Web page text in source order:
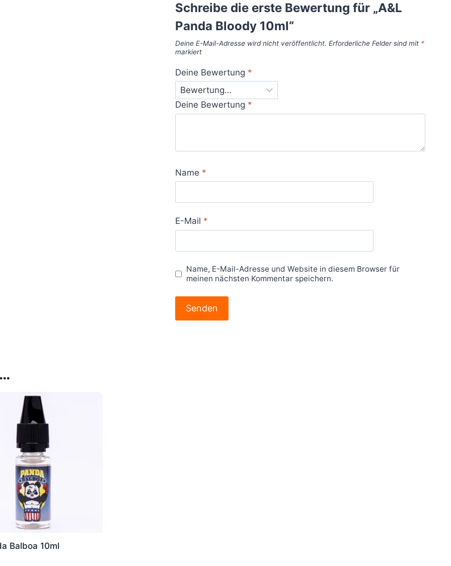
Schreibe die erste Bewertung für „A&L
Panda Bloody 10ml“
Deine E-Mail-Adresse wird nicht veröffentlicht. Erforderliche Felder sind mit *
markiert
Deine Bewertung *
Deine Bewertung *
Name *
E-Mail *
Name, E-Mail-Adresse und Website in diesem Browser für
meinen nächsten Kommentar speichern.
Balboa 10ml